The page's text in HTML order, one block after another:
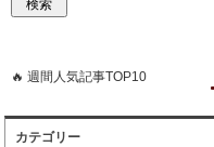
🔥 週間人気記事TOP10
カテゴリー